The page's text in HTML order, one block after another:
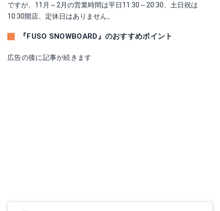
ですが、11月～2月の営業時間は平日11:30～20:30、土日祝は
10:30開店、定休日はありません。
『FUSO SNOWBOARD』のおすすめポイント
広告の後に記事が続きます